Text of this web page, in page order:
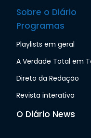
Sobre o Diário
Programas
Playlists em geral
A Verdade Total em
Direto da Redação
Revista interativa
O Diário News